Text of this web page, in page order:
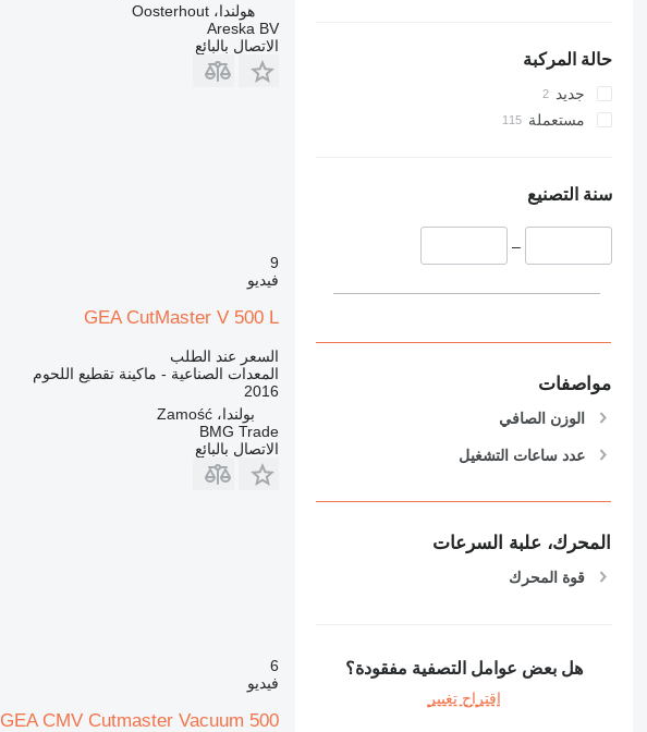
حالة المركبة
جديد
مستعملة
سنة التصنيع
–
مواصفات
الوزن الصافي
عدد ساعات التشغيل
المحرك، علبة السرعات
قوة المحرك
هل بعض عوامل التصفية مفقودة؟
اقتراح تغيير
هولندا، Oosterhout
Areska BV
الاتصال بالبائع
9
فيديو
GEA CutMaster V 500 L
السعر عند الطلب
المعدات الصناعية - ماكينة تقطيع اللحوم
2016
بولندا، Zamość
BMG Trade
الاتصال بالبائع
6
فيديو
GEA CMV Cutmaster Vacuum 500